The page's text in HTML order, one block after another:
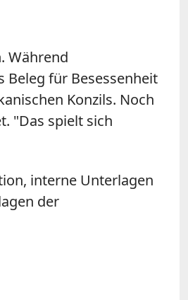
Während
Beleg für Besessenheit
Konzils. Noch
"Das spielt sich
interne Unterlagen
der